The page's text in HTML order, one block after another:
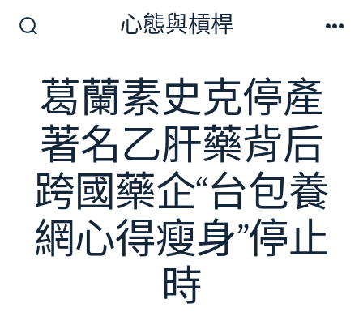
切
開
關
心態與槓桿
葛蘭素史克停產
著名乙肝藥背后
跨國藥企“台包養
網心得瘦身”停止
時